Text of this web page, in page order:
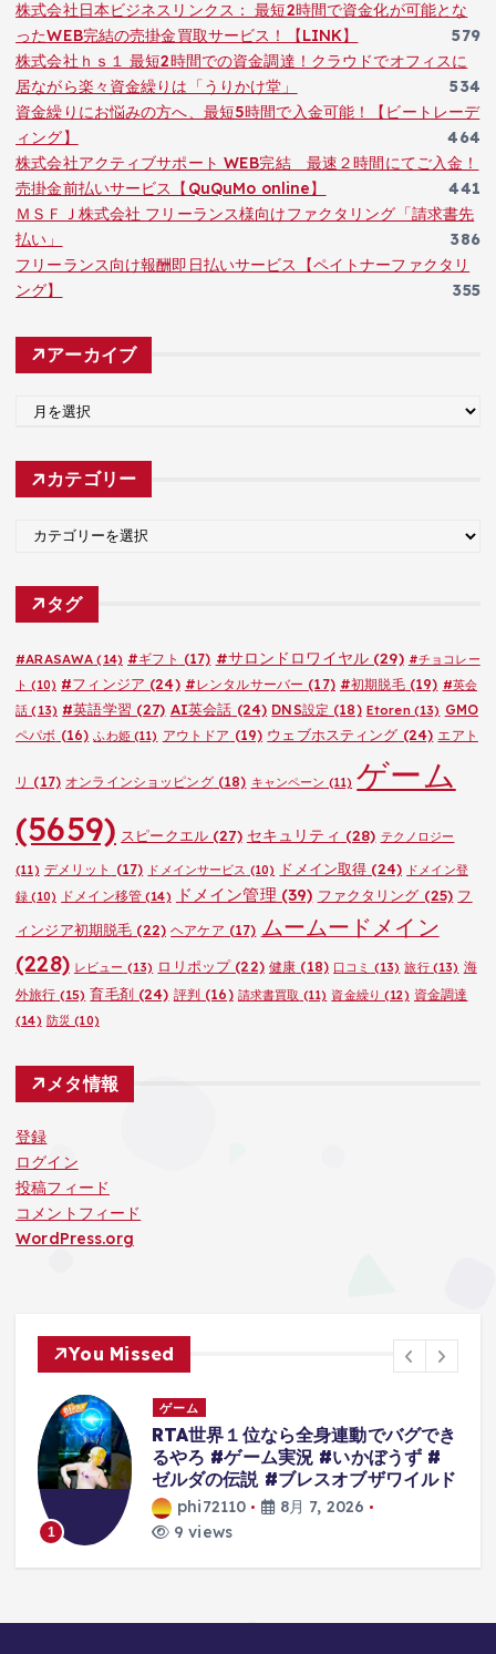
株式会社日本ビジネスリンクス： 最短2時間で資金化が可能とな
ったWEB完結の売掛金買取サービス！【LINK】
579
株式会社ｈｓ１ 最短2時間での資金調達！クラウドでオフィスに
居ながら楽々資金繰りは「うりかけ堂」
534
資金繰りにお悩みの方へ、最短5時間で入金可能！【ビートレーデ
ィング】
464
株式会社アクティブサポート WEB完結 最速２時間にてご入金！
売掛金前払いサービス【QuQuMo online】
441
ＭＳＦＪ株式会社 フリーランス様向けファクタリング「請求書先
払い」
386
フリーランス向け報酬即日払いサービス【ペイトナーファクタリ
ング】
355
アーカイブ
カ
カテゴリー
ゴ
タグ
#ARASAWA (14) #ギフト (17) #サロンドロワイヤル(29) #チョコレー
ト (10) #フィンジア (24) #レンタルサーバー (17) #初期脱毛(19) #英会
話 (13) #英語学習 (27) AI英会話 (24) DNS設定 (18) Etoren(13) GMO
ペパボ (16) ふわ姫(11) アウトドア (19) ウェブホスティング (24) エアト
リ (17) オンラインショッピング(18) キャンペーン (11) ゲーム
(5659) スピークエル(27) セキュリティ (28) テクノロジー
(11) デメリット (17) ドメインサービス (10) ドメイン取得 (24) ドメイン登
録 (10) ドメイン移管(14) ドメイン管理 (39) ファクタリング (25) フ
ィンジア初期脱毛 (22) ヘアケア (17) ムームードメイン
(228) レビュー (13) ロリポップ(22) 健康 (18) 口コミ (13) 旅行(13) 海
外旅行 (15) 育毛剤(24) 評判 (16) 請求書買取 (11) 資金繰り (12) 資金調達
(14) 防災 (10)
メタ情報
登録
ログイン
投稿フィード
コメントフィード
WordPress.org
You Missed
1
ゲーム
RTA世界１位なら全身連動でバグでき
るやろ #ゲーム実況 #いかぼうず #
ゼルダの伝説 #ブレスオブザワイルド
phi72110
8月 7, 2026
9 views